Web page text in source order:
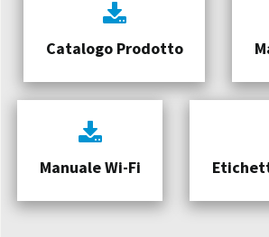
Catalogo Prodotto
Manuale Wi-Fi